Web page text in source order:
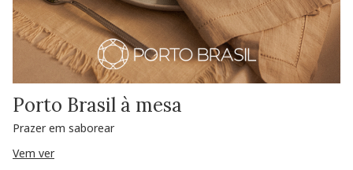
Porto Brasil à mesa
Prazer em saborear
Vem ver